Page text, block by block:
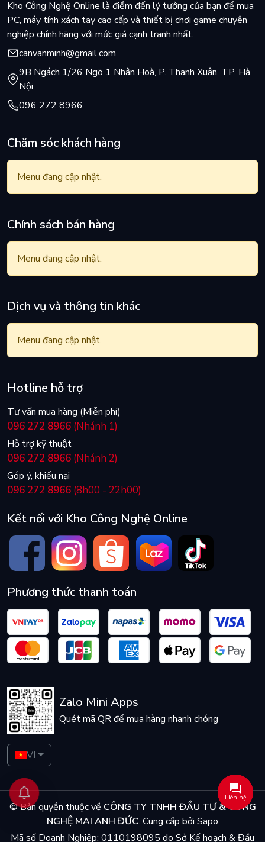
Kho Công Nghệ Online là điểm đến lý tưởng của bạn để mua
PC, máy tính xách tay cao cấp và thiết bị chơi game chuyên
nghiệp chính hãng với mức giá cạnh tranh nhất.
canvanminh@gmail.com
9B Ngách 1/26 Ngõ 1 Nhân Hoà, P. Thanh Xuân, TP. Hà
Nội
096 272 8966
Chăm sóc khách hàng
Menu đang cập nhật.
Chính sách bán hàng
Menu đang cập nhật.
Dịch vụ và thông tin khác
Menu đang cập nhật.
Hotline hỗ trợ
Tư vấn mua hàng (Miễn phí)
096 272 8966 (Nhánh 1)
Hỗ trợ kỹ thuật
096 272 8966 (Nhánh 2)
Góp ý, khiếu nại
096 272 8966 (8h00 - 22h00)
Kết nối với Kho Công Nghệ Online
Phương thức thanh toán
Zalo Mini Apps
Quét mã QR để mua hàng nhanh chóng
VI
© Bản quyền thuộc về CÔNG TY TNHH ĐẦU TƯ & CÔNG
NGHỆ MAI ANH ĐỨC. Cung cấp bởi Sapo
Mã số Doanh Nghiệp: 0110198095 do Sở Kế hoạch & Đầu
Liên hệ